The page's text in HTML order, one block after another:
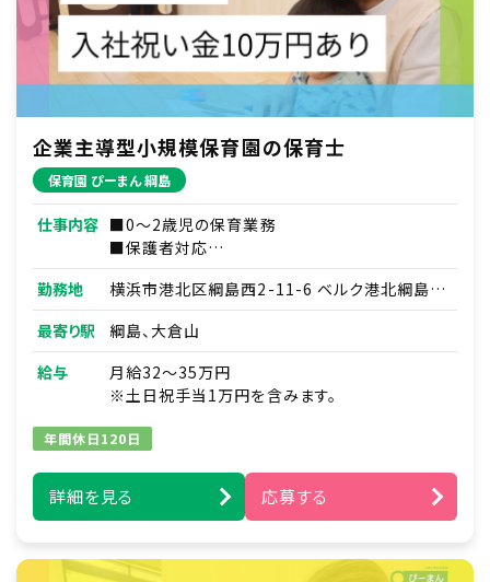
企業主導型小規模保育園の保育士
保育園 ぴーまん 綱島
仕事内容 ■0～2歳児の保育業務
■保護者対応
■連絡帳・記録業務
※ICTシステムを使用
■各種研修参加
■見学対応
■調理補助
■ほか付随する業務
勤務地
横浜市港北区綱島西2-11-6 ベルク港北綱島1
階
最寄り駅
綱島、大倉山
給与
月給32～35万円
※土日祝手当1万円を含みます。
年間休日120日
詳細を見る 応募する